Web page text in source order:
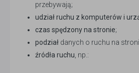
przebywają;
udział ruchu z komputerów i
czas spędzony na stronie;
podział danych o ruchu na
źródła ruchu , np.: